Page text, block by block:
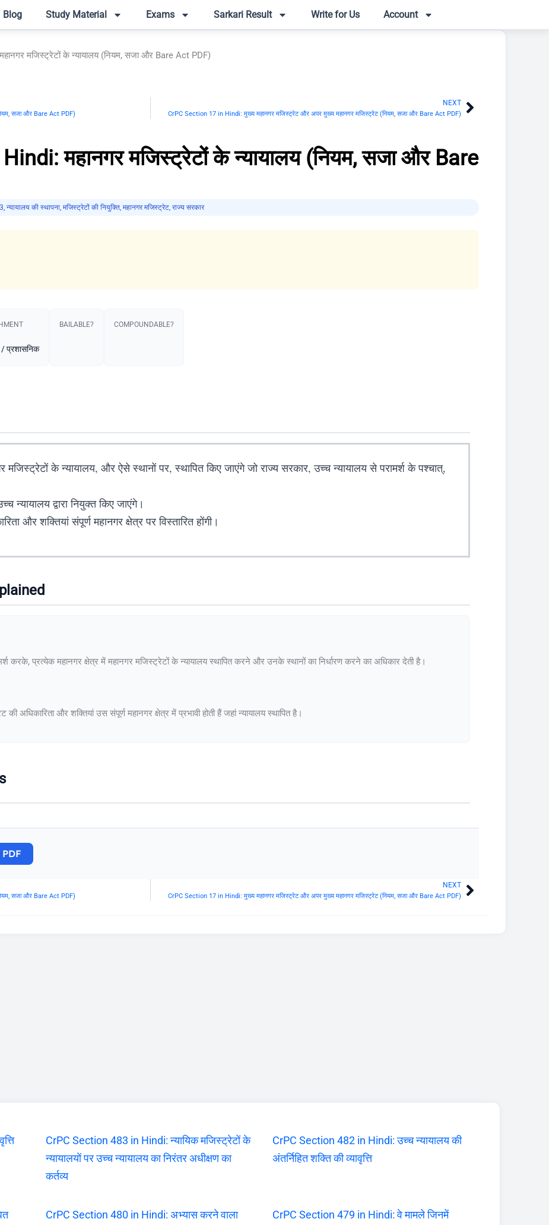
Blog Study Material Exams Sarkari Result Write for Us Account
मजिस्ट्रेटों के न्यायालय (नियम, सजा और Bare Act PDF)
सजा और Bare Act PDF)
NEXT
CrPC Section 17 in Hindi: मुख्य महानगर मजिस्ट्रेट और अपर मुख्य महानगर मजिस्ट्रेट (नियम, सजा और Bare Act PDF) Next
महानगर मजिस्ट्रेटों के न्यायालय (नियम, सजा और Bare
न्यायालय की स्थापना मजिस्ट्रेटों की नियुक्ति महानगर मजिस्ट्रेट राज्य सरकार
/ प्रशासनिक
BAILABLE? COMPOUNDABLE?
मजिस्ट्रेटों के न्यायालय, और ऐसे स्थानों पर, स्थापित किए जाएंगे जो राज्य सरकार, उच्च न्यायालय से परामर्श के पश्चात्,
न्यायालय द्वारा नियुक्त किए जाएंगे।
और शक्तियां संपूर्ण महानगर क्षेत्र पर विस्तारित होंगी।
करके, प्रत्येक महानगर क्षेत्र में महानगर मजिस्ट्रेटों के न्यायालय स्थापित करने और उनके स्थानों का निर्धारण करने का अधिकार देती है।
अधिकारिता और शक्तियां उस संपूर्ण महानगर क्षेत्र में प्रभावी होती हैं जहां न्यायालय स्थापित है।
सजा और Bare Act PDF)
NEXT
CrPC Section 17 in Hindi: मुख्य महानगर मजिस्ट्रेट और अपर मुख्य महानगर मजिस्ट्रेट (नियम, सजा और Bare Act PDF) Next
CrPC Section 483 in Hindi: न्यायिक मजिस्ट्रेटों के
न्यायालयों पर उच्च न्यायालय का निरंतर अधीक्षण का
कर्तव्य
CrPC Section 482 in Hindi: उच्च न्यायालय की
अंतर्निहित शक्ति की व्यावृत्ति
CrPC Section 480 in Hindi: अभ्यास करने वाला
CrPC Section 479 in Hindi: वे मामले जिनमें